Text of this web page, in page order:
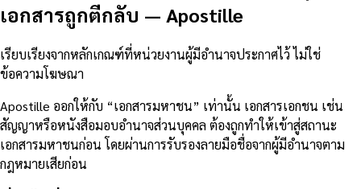
เอกสารถูกตีกลับ — Apostille
เรียบเรียงจากหลักเกณฑ์ที่หน่วยงานผู้มีอำนาจประกาศไว้ ไม่ใช่
ข้อความโฆษณา
Apostille ออกให้กับ “เอกสารมหาชน” เท่านั้น เอกสารเอกชน เช่น
สัญญาหรือหนังสือมอบอำนาจส่วนบุคคล ต้องถูกทำให้เข้าสู่สถานะ
เอกสารมหาชนก่อน โดยผ่านการรับรองลายมือชื่อจากผู้มีอำนาจตาม
กฎหมายเสียก่อน